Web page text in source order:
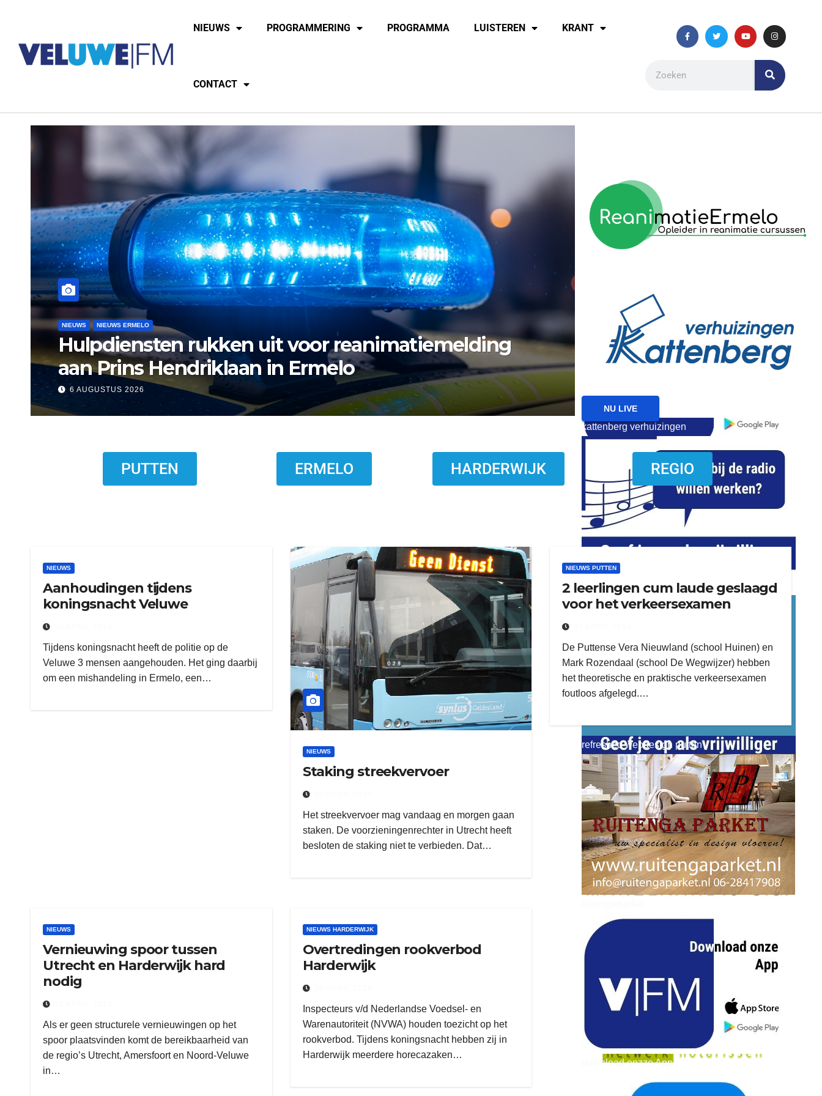
NIEUWS PROGRAMMERING PROGRAMMA LUISTEREN KRANT
CONTACT
NIEUWS NIEUWS ERMELO NIEUWS HARDERWIJK
Museum Het Pakhuis Ermelo zoekt nazaten van
Harderwijkse visser
6 AUGUSTUS 2026
NIEUWS NIEUWS HARDERWIJK
Harderwijk wil lokale
met nieuw
reanimatie ermelo
word vrijwilliger (1)
zielman
kattenberg verhuizingen
word vrijwilliger (1)
refreshed webdesign putten
download onzze App
NU LIVE
PUTTEN ERMELO HARDERWIJK REGIO
NIEUWS
Aanhoudingen tijdens
koningsnacht Veluwe
Tijdens koningsnacht heeft de politie op de
Veluwe 3 mensen aangehouden. Het ging daarbij
om een mishandeling in Ermelo, een…
NIEUWS
Staking streekvervoer
Het streekvervoer mag vandaag en morgen gaan
staken. De voorzieningenrechter in Utrecht heeft
besloten de staking niet te verbieden. Dat…
NIEUWS PUTTEN
2 leerlingen cum laude geslaagd
voor het verkeersexamen
De Puttense Vera Nieuwland (school Huinen) en
Mark Rozendaal (school De Wegwijzer) hebben
het theoretische en praktische verkeersexamen
foutloos afgelegd.…
NIEUWS
Vernieuwing spoor tussen
Utrecht en Harderwijk hard
nodig
Als er geen structurele vernieuwingen op het
spoor plaatsvinden komt de bereikbaarheid van
de regio’s Utrecht, Amersfoort en Noord-Veluwe
in…
NIEUWS HARDERWIJK
Overtredingen rookverbod
Harderwijk
Inspecteurs v/d Nederlandse Voedsel- en
Warenautoriteit (NVWA) houden toezicht op het
rookverbod. Tijdens koningsnacht hebben zij in
Harderwijk meerdere horecazaken…